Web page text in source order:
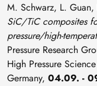
M. Schwarz, L. Guan,
SiC/TiC composites
pressure/high-
Pressure Research
High Pressure
Germany, 04.09. -